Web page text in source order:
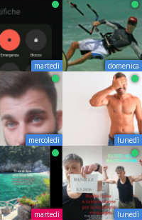
martedì domenica
mercoledì lunedì
martedì lunedì